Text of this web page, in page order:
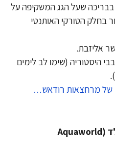
שעל הגג המשקיפה על
הטורקי האותנטי
(שימו לב לימים
מרחצאות רודאש…
​11. פארק המים אקווה וורלד (Aquaworld